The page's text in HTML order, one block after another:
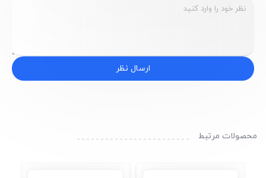
ارسال نظر
محصولات مرتبط